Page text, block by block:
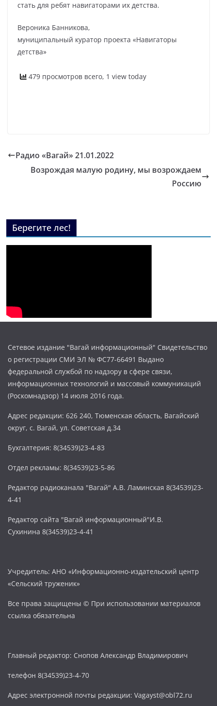
стать для ребят навигаторами их детства.
Вероника Банникова,
муниципальный куратор проекта «Навигаторы
детства»
479 просмотров всего, 1 view today
Радио «Вагай» 21.01.2022
Возрождая малую родину, мы возрождаем
Россию
Берегите лес!
Сетевое издание "Вагай информационный" Свидетельство
о регистрации СМИ ЭЛ № ФС77-66491 Выдано
федеральной службой по надзору в сфере связи,
информационных технологий и массовый коммуникаций
(Роскомнадзор) 14 июля 2016 года.
Адрес редакции: 626 240, Тюменская область, Вагайский
округ, с. Вагай, ул. Советская д.34
Бухгалтерия: 8(34539)23-4-83
Отдел рекламы: 8(34539)23-5-86
Редактор радиоканала "Вагай" А.В. Ламинская 8(34539)23-
4-41
Редактор сайта "Вагай информационный"И.В.
Сухинина 8(34539)23-4-41
Учредитель: АНО «Информационно-издательский центр
«Сельский труженик»
Все права защищены © При использовании материалов
ссылка обязательна
Главный редактор: Снопов Александр Владимирович
телефон 8(34539)23-4-70
Адрес электронной почты редакции: Vagayst@obl72.ru